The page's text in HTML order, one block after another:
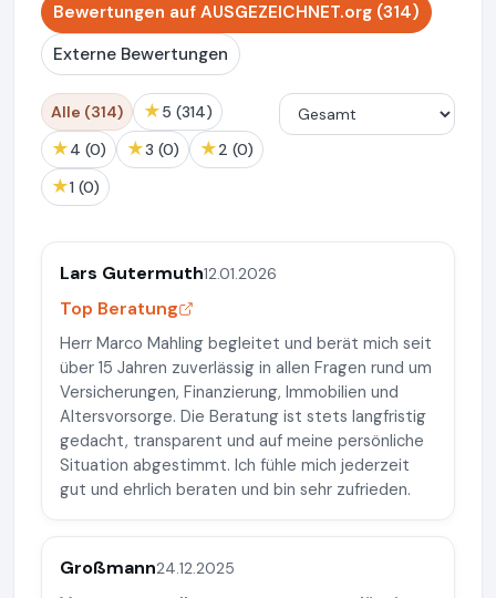
Bewertungen auf AUSGEZEICHNET.org (314)
Externe Bewertungen
Alle (314) ★ 5 (314)
★ 4 (0) ★ 3 (0) ★ 2 (0)
★ 1 (0)
Lars Gutermuth12.01.2026
Top Beratung
Herr Marco Mahling begleitet und berät mich seit
über 15 Jahren zuverlässig in allen Fragen rund um
Versicherungen, Finanzierung, Immobilien und
Altersvorsorge. Die Beratung ist stets langfristig
gedacht, transparent und auf meine persönliche
Situation abgestimmt. Ich fühle mich jederzeit
gut und ehrlich beraten und bin sehr zufrieden.
Großmann24.12.2025